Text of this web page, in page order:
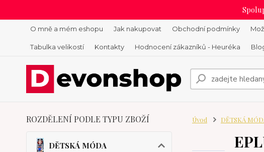
O mně a mém eshopu Jak nakupovat Obchodní podmínky
Tabulka velikostí Kontakty Hodnocení zákazníků - Heuréka
ROZDĚLENÍ PODLE TYPU ZBOŽÍ
DĚTSKÁ MÓDA
Úvod DĚTSKÁ